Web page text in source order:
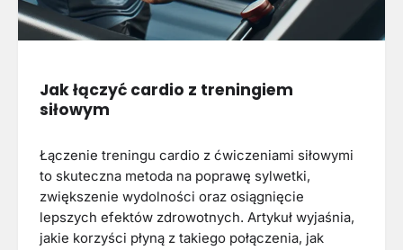
Jak łączyć cardio z treningiem
siłowym
Łączenie treningu cardio z ćwiczeniami siłowymi
to skuteczna metoda na poprawę sylwetki,
zwiększenie wydolności oraz osiągnięcie
lepszych efektów zdrowotnych. Artykuł wyjaśnia,
jakie korzyści płyną z takiego połączenia, jak